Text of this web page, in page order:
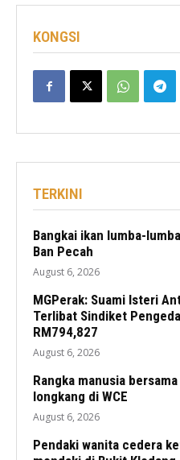
KONGSI
TERKINI
Bangkai ikan lumba-
Ban Pecah
August 6, 2026
MGPerak: Suami Isteri
Terlibat Sindiket
RM794,827
August 6, 2026
Rangka manusia
longkang di WCE
August 6, 2026
Pendaki wanita cedera